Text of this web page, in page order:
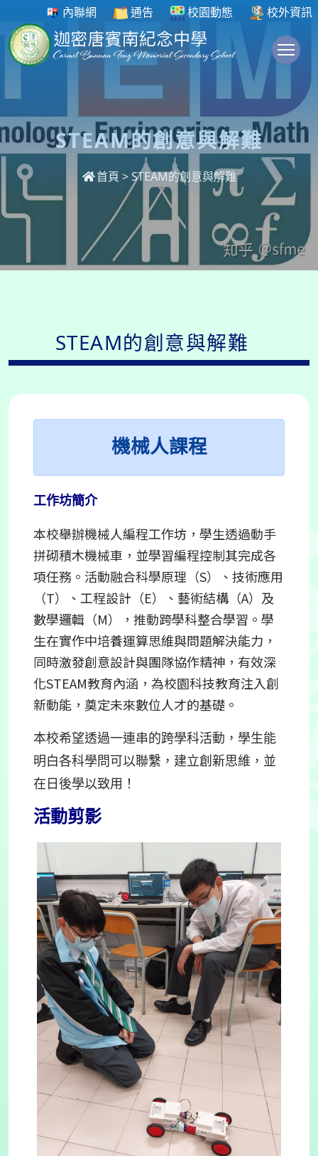
內聯網 通告 校園動態 校外資訊
STEAM的創意與解難
首頁 > STEAM的創意與解難
STEAM的創意與解難
機械人課程
工作坊簡介
本校舉辦機械人編程工作坊，學生透過動手
拼砌積木機械車，並學習編程控制其完成各
項任務。活動融合科學原理（S）、技術應用
（T）、工程設計（E）、藝術結構（A）及
數學邏輯（M），推動跨學科整合學習。學
生在實作中培養運算思維與問題解決能力，
同時激發創意設計與團隊協作精神，有效深
化STEAM教育內涵，為校園科技教育注入創
新動能，奠定未來數位人才的基礎。
本校希望透過一連串的跨學科活動，學生能
明白各科學問可以聯繫，建立創新思維，並
在日後學以致用！
活動剪影